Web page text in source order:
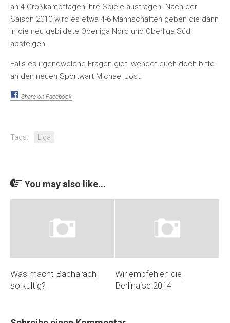
an 4 Großkampftagen ihre Spiele austragen. Nach der
Saison 2010 wird es etwa 4-6 Mannschaften geben die dann
in die neu gebildete Oberliga Nord und Oberliga Süd
absteigen.
Falls es irgendwelche Fragen gibt, wendet euch doch bitte
an den neuen Sportwart Michael Jost.
Share on Facebook
Tags: Liga
You may also like...
Was macht Bacharach
so kultig?
Wir empfehlen die
Berlinaise 2014